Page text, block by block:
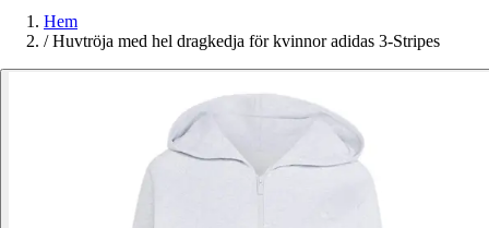
Hem
/ Huvtröja med hel dragkedja för kvinnor adidas 3-Stripes